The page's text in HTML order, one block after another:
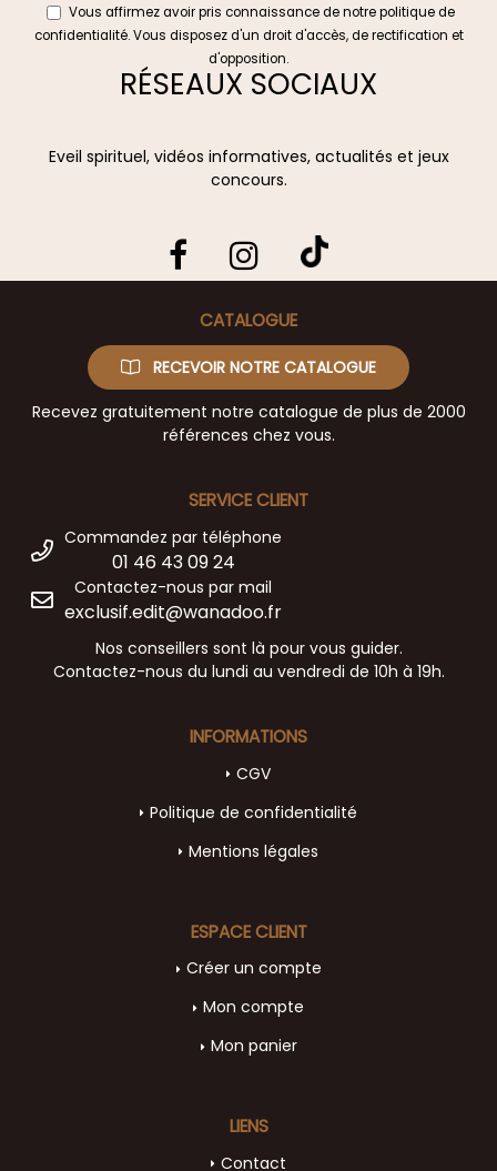
Vous affirmez avoir pris connaissance de notrepolitique de
confidentialité. Vous disposez d'un droit d'accès, de rectification et
d'opposition.
RÉSEAUX SOCIAUX
Eveil spirituel, vidéos informatives, actualités et jeux
concours.
CATALOGUE
RECEVOIR NOTRE CATALOGUE
Recevez gratuitement notre catalogue de plus de 2000
références chez vous.
SERVICE CLIENT
Commandez par téléphone
01 46 43 09 24
Contactez-nous par mail
exclusif.edit@wanadoo.fr
Nos conseillers sont là pour vous guider.
Contactez-nous du lundi au vendredi de 10h à 19h.
INFORMATIONS
CGV
Politique de confidentialité
Mentions légales
LIENS
Contact
ESPACE CLIENT
Créer un compte
Mon compte
Mon panier